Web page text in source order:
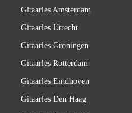
Gitaarles Amsterdam
Gitaarles Utrecht
Gitaarles Groningen
Gitaarles Rotterdam
Gitaarles Eindhoven
Gitaarles Den Haag